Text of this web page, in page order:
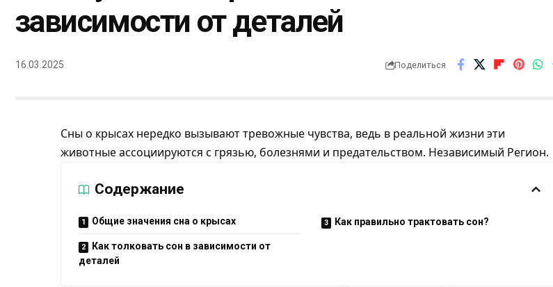
зависимости от деталей
16.03.2025 Поделиться
Сны о крысах нередко вызывают тревожные чувства, ведь в реальной жизни эти
животные ассоциируются с грязью, болезнями и предательством. Независимый Регион.
Содержание
Общие значения сна о крысах
Как толковать сон в зависимости от
деталей
Как правильно трактовать сон?